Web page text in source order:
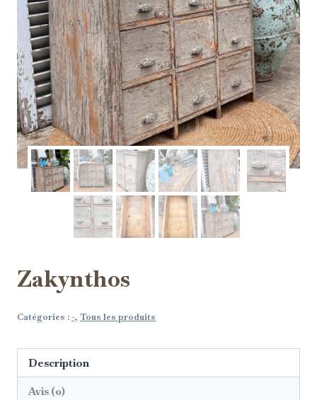
Zakynthos
Catégories :-, Tous les produits
Description
Avis (0)